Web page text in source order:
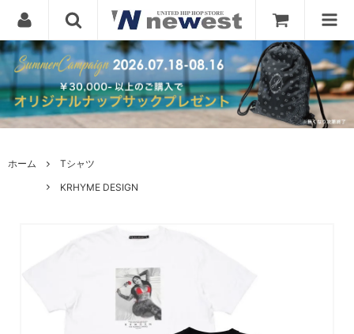
ホーム
Tシャツ
KRHYME DESIGN